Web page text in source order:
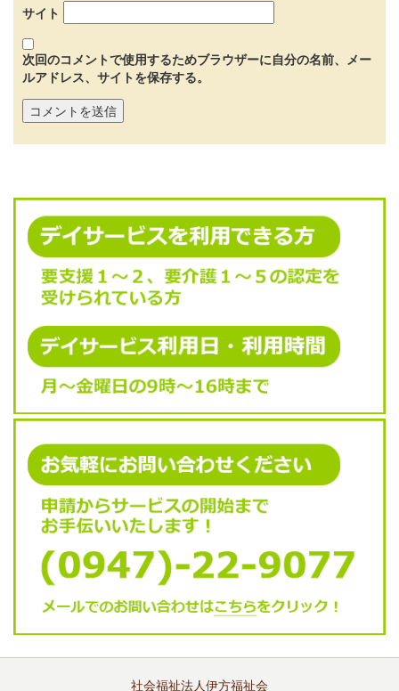
サイト
次回のコメントで使用するためブラウザーに自分の名前、メー
ルアドレス、サイトを保存する。
社会福祉法人伊方福祉会